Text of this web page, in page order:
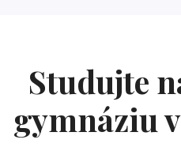
Studujte
gymnáziu